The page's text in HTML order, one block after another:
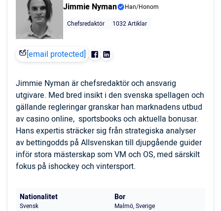
Jimmie Nyman
Han/Honom
Chefsredaktör
1032 Artiklar
[email protected]
Jimmie Nyman är chefsredaktör och ansvarig
utgivare. Med bred insikt i den svenska spellagen och
gällande regleringar granskar han marknadens utbud
av casino online, sportsbooks och aktuella bonusar.
Hans expertis sträcker sig från strategiska analyser
av bettingodds på Allsvenskan till djupgående guider
inför stora mästerskap som VM och OS, med särskilt
fokus på ishockey och vintersport.
Nationalitet
Svensk
Bor
Malmö, Sverige